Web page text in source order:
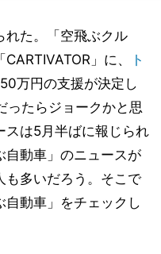
れた。「空飛ぶクル
」に、
ト
万円の支援が決定し
ったらジョークかと思
スは5月半ばに報じられ
自動車」のニュースが
も多いだろう。そこで
動車」をチェックし